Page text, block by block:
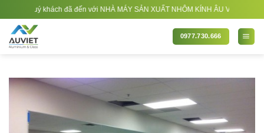
qua
nội
dung
quý khách đã đến với NHÀ MÁY SẢN XUẤT NHÔM KÍNH ÂU VIỆT. Nhà Sản
0977.730.666